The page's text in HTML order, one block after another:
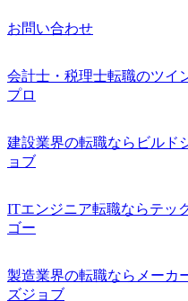
お問い合わせ
会計士・税理士転職のツイ
プロ
建設業界の転職ならビルド
ョブ
ITエンジニア転職ならテッ
ゴー
製造業界の転職ならメーカ
ズジョブ